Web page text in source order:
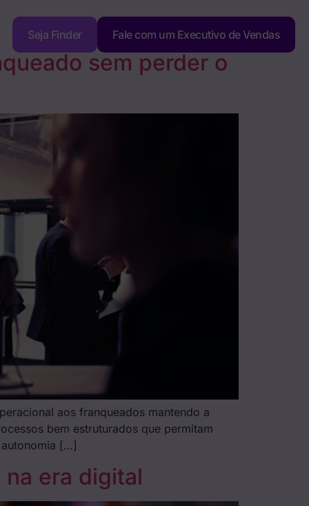
Seja Finder Fale com um Executivo de Vendas
sem perder o
aos franqueados mantendo a
bem estruturados que permitam
autonomia […]
era digital